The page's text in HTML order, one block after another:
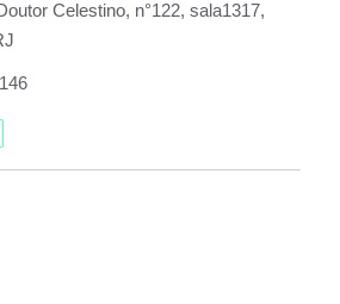
Celestino, n°122, sala1317,